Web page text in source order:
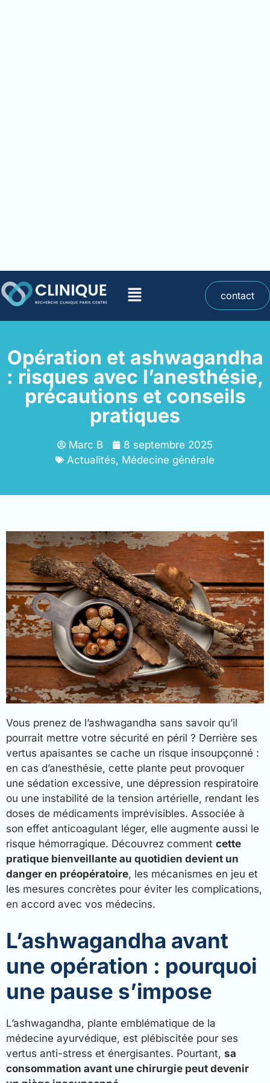
contact
Opération et ashwagandha
: risques avec l’anesthésie,
précautions et conseils
pratiques
Marc B
8 septembre 2025
Actualités, Médecine générale
Vous prenez de l’ashwagandha sans savoir qu’il
pourrait mettre votre sécurité en péril ? Derrière ses
vertus apaisantes se cache un risque insoupçonné :
en cas d’anesthésie, cette plante peut provoquer
une sédation excessive, une dépression respiratoire
ou une instabilité de la tension artérielle, rendant les
doses de médicaments imprévisibles. Associée à
son effet anticoagulant léger, elle augmente aussi le
risque hémorragique. Découvrez comment cette
pratique bienveillante au quotidien devient un
danger en préopératoire, les mécanismes en jeu et
les mesures concrètes pour éviter les complications,
en accord avec vos médecins.
L’ashwagandha avant
une opération : pourquoi
une pause s’impose
L’ashwagandha, plante emblématique de la
médecine ayurvédique, est plébiscitée pour ses
vertus anti-stress et énergisantes. Pourtant, sa
consommation avant une chirurgie peut devenir